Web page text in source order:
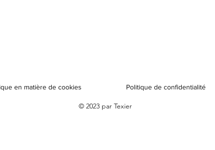
en matière de cookies Politique de confidentialité
© 2023 par Texier